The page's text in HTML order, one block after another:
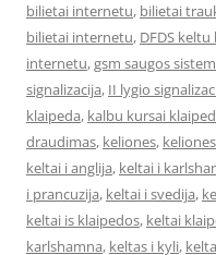
bilietai internetu, bilietai
bilietai internetu, DFDS keltu
internetu,gsm saugos
signalizacija, II lygio
klaipeda, kalbu kursai
draudimas, keliones,
keltai i anglija, keltai i
i prancuzija, keltai i svedija,
keltai is klaipedos, keltai
karlshamna, keltas i kyli,